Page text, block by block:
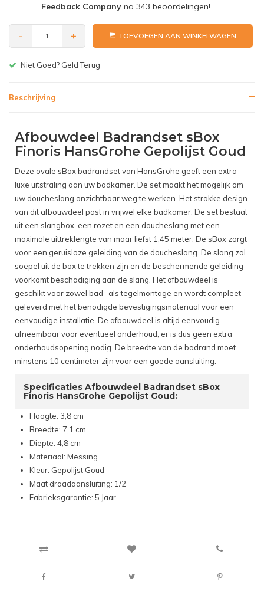
Feedback Companyna 343 beoordelingen!
- + TOEVOEGEN AAN WINKELWAGEN
Gratis bezorgen v.a. € 150,-(NL)
Beschrijving
Afbouwdeel Badrandset sBox
Finoris HansGrohe Gepolijst Goud
Deze ovale sBox badrandset van HansGrohe geeft een extra
luxe uitstraling aan uw badkamer. De set maakt het mogelijk om
uw doucheslang onzichtbaar weg te werken. Het strakke design
van dit afbouwdeel past in vrijwel elke badkamer. De set bestaat
uit een slangbox, een rozet en een doucheslang met een
maximale uittreklengte van maar liefst 1,45 meter. De sBox zorgt
voor een geruisloze geleiding van de doucheslang. De slang zal
soepel uit de box te trekken zijn en de beschermende geleiding
voorkomt beschadiging aan de slang. Het afbouwdeel is
geschikt voor zowel bad- als tegelmontage en wordt compleet
geleverd met het benodigde bevestigingsmateriaal voor een
eenvoudige installatie. De afbouwdeel is altijd eenvoudig
afneembaar voor eventueel onderhoud, er is dus geen extra
onderhoudsopening nodig. De breedte van de badrand moet
minstens 10 centimeter zijn voor een goede aansluiting.
Specificaties Afbouwdeel Badrandset sBox
Finoris HansGrohe Gepolijst Goud:
Hoogte: 3,8 cm
Breedte: 7,1 cm
Diepte: 4,8 cm
Materiaal: Messing
Kleur: Gepolijst Goud
Maat draadaansluiting: 1/2
Fabrieksgarantie: 5 Jaar